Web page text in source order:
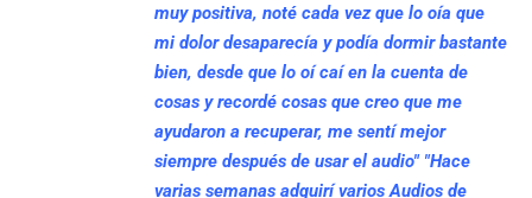
muy positiva, noté cada vez que lo oía que
mi dolor desaparecía y podía dormir bastante
bien, desde que lo oí caí en la cuenta de
cosas y recordé cosas que creo que me
ayudaron a recuperar, me sentí mejor
siempre después de usar el audio" "Hace
varias semanas adquirí varios Audios de